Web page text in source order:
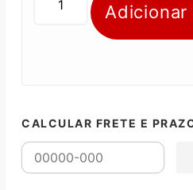
Adicionar
CALCULAR FRETE E